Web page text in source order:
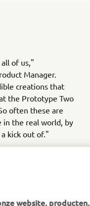
of us,"
Manager.
creations that
the Prototype Two
often these are
in the real world, by
kick out of."
website, producten,